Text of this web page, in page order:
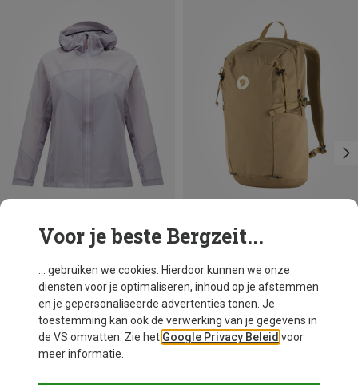
Maten
Peak Performance
Dames Discover 3L Shell Jas
€ 249,95
S M L
Je bespaart 11%
Voor je beste Bergzeit...
... gebruiken we cookies. Hierdoor kunnen we onze
diensten voor je optimaliseren, inhoud op je afstemmen
en je gepersonaliseerde advertenties tonen. Je
toestemming kan ook de verwerking van je gegevens in
de VS omvatten. Zie het Google Privacy Beleid voor
meer informatie.